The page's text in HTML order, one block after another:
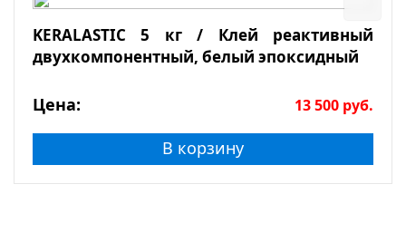
KERALASTIC 5 кг / Клей реактивный
двухкомпонентный, белый эпоксидный
Цена: 13 500 руб.
В корзину